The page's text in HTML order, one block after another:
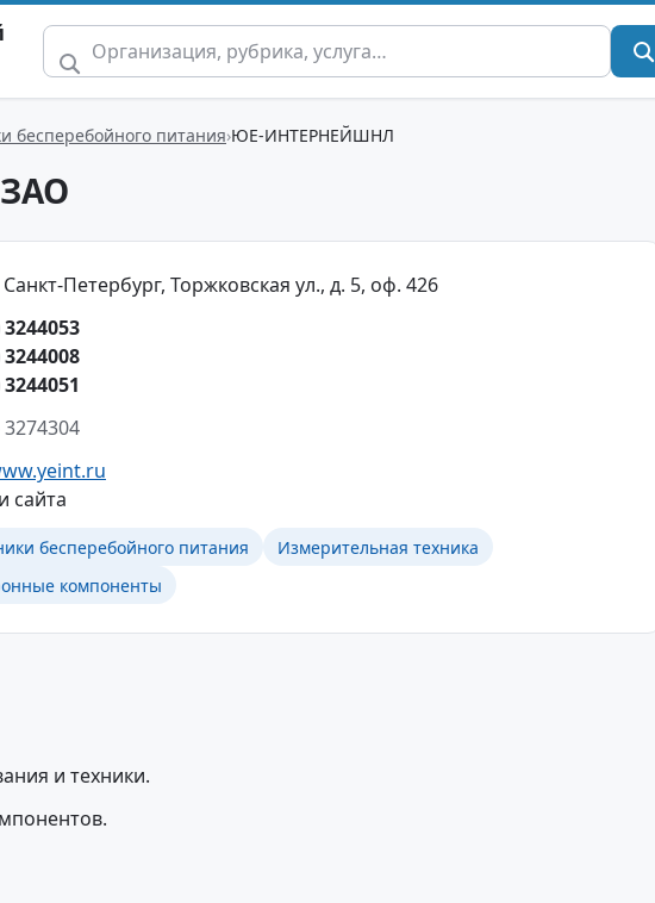
бесперебойного питания ЮЕ-ИНТЕРНЕЙШНЛ
Петербург, Торжковская ул., д. 5, оф. 426
3244053
3244008
3274304
сайта
бесперебойного питания
Измерительная техника
компоненты
и техники.